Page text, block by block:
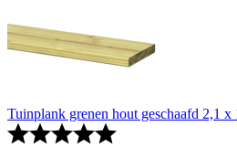
Tuinplank grenen hout geschaafd 2,1 x